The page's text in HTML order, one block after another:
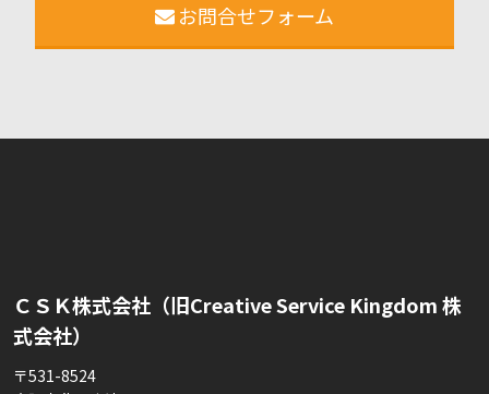
お問合せフォーム
ＣＳＫ株式会社（旧Creative Service Kingdom 株
式会社）
〒531-8524